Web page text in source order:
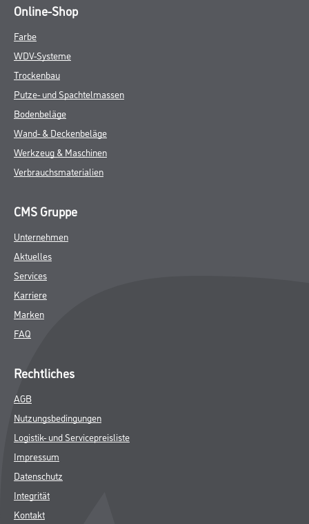
Online-Shop
Farbe
WDV-Systeme
Trockenbau
Putze- und Spachtelmassen
Bodenbeläge
Wand- & Deckenbeläge
Werkzeug & Maschinen
Verbrauchsmaterialien
CMS Gruppe
Unternehmen
Aktuelles
Services
Karriere
Marken
FAQ
Rechtliches
AGB
Nutzungsbedingungen
Logistik- und Servicepreisliste
Impressum
Datenschutz
Integrität
Kontakt